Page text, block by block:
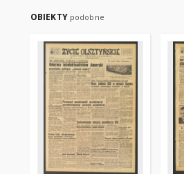
OBIEKTY podobne